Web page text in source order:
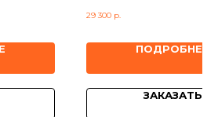
29 300 р.
ПОДРОБНЕЕ
ЗАКАЗАТЬ